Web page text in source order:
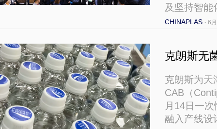
及坚持智
CHINAPLAS · 6
克朗斯无
克朗斯为天
CAB（
月14日一
融入产线设